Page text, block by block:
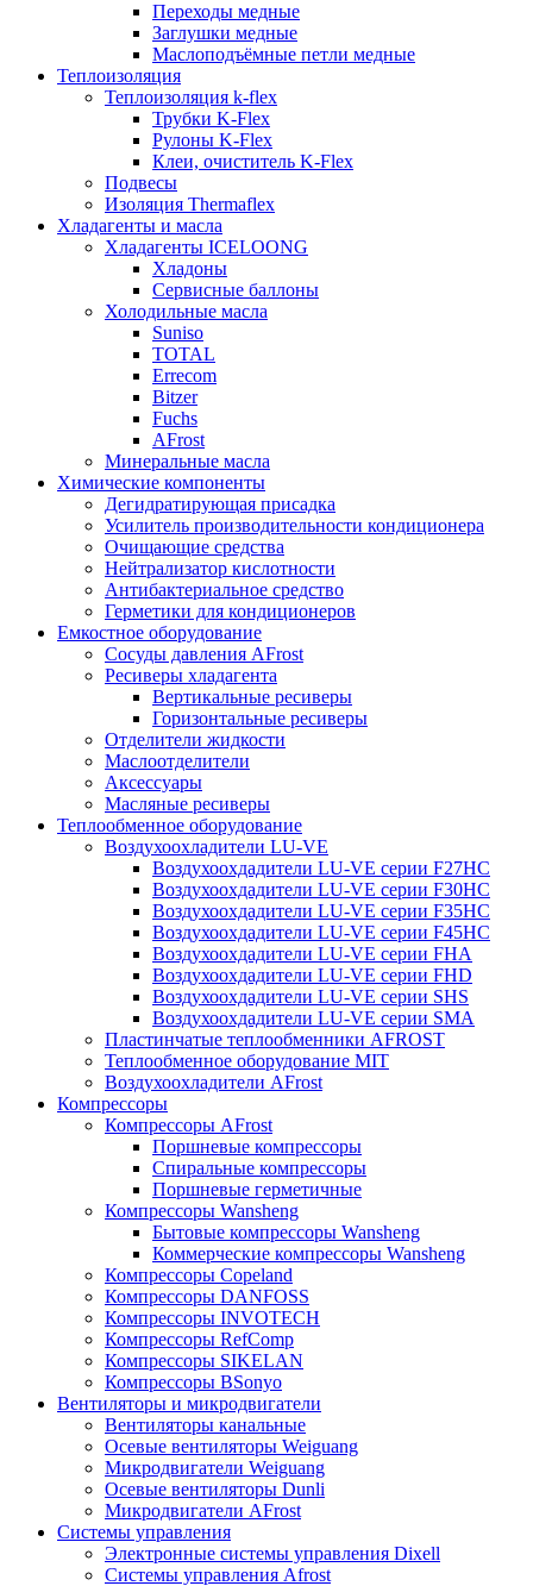
Переходы медные
Заглушки медные
Маслоподъёмные петли медные
Теплоизоляция
Теплоизоляция k-flex
Трубки K-Flex
Рулоны K-Flex
Клеи, очиститель K-Flex
Подвесы
Изоляция Thermaflex
Хладагенты и масла
Хладагенты ICELOONG
Хладоны
Сервисные баллоны
Холодильные масла
Suniso
TOTAL
Errecom
Bitzer
Fuchs
AFrost
Минеральные масла
Химические компоненты
Дегидратирующая присадка
Усилитель производительности кондиционера
Очищающие средства
Нейтрализатор кислотности
Антибактериальное средство
Герметики для кондиционеров
Емкостное оборудование
Сосуды давления AFrost
Ресиверы хладагента
Вертикальные ресиверы
Горизонтальные ресиверы
Отделители жидкости
Маслоотделители
Аксессуары
Масляные ресиверы
Теплообменное оборудование
Воздухоохладители LU-VE
Воздухоохдадители LU-VE серии F27HC
Воздухоохдадители LU-VE серии F30HC
Воздухоохдадители LU-VE серии F35HC
Воздухоохдадители LU-VE серии F45HC
Воздухоохдадители LU-VE серии FHA
Воздухоохдадители LU-VE серии FHD
Воздухоохдадители LU-VE серии SHS
Воздухоохдадители LU-VE серии SMA
Пластинчатые теплообменники AFROST
Теплообменное оборудование MIT
Воздухоохладители AFrost
Компрессоры
Компрессоры AFrost
Поршневые компрессоры
Спиральные компрессоры
Поршневые герметичные
Компрессоры Wansheng
Бытовые компрессоры Wansheng
Коммерческие компрессоры Wansheng
Компрессоры Copeland
Компрессоры DANFOSS
Компрессоры INVOTECH
Компрессоры RefComp
Компрессоры SIKELAN
Компрессоры BSonyo
Вентиляторы и микродвигатели
Вентиляторы канальные
Осевые вентиляторы Weiguang
Микродвигатели Weiguang
Осевые вентиляторы Dunli
Микродвигатели AFrost
Системы управления
Электронные системы управления Dixell
Системы управления Afrost